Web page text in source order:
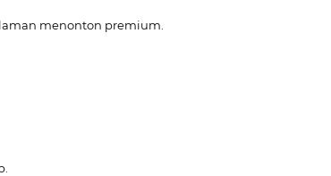
menonton premium.